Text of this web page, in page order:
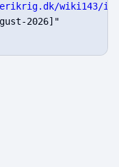
wiki143/
2026]"